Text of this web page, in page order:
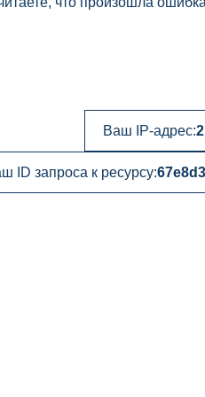
Ваш IP-адрес:
ID запроса к ресурсу: